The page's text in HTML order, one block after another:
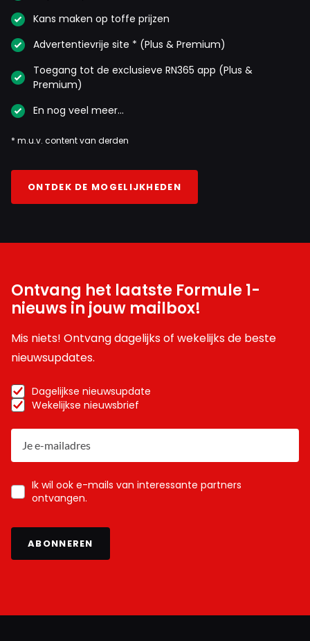
Kans maken op toffe prijzen
Advertentievrije site * (Plus & Premium)
Toegang tot de exclusieve RN365 app (Plus &
Premium)
En nog veel meer…
* m.u.v. content van derden
ONTDEK DE MOGELIJKHEDEN
Ontvang het laatste Formule 1-
nieuws in jouw mailbox!
Mis niets! Ontvang dagelijks of wekelijks de beste
nieuwsupdates.
Dagelijkse nieuwsupdate
Wekelijkse nieuwsbrief
Ik wil ook e-mails van interessante partners
ontvangen.
ABONNEREN